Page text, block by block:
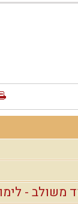
משולב -